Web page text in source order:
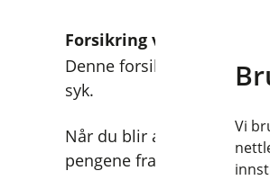
Forsikring ved kritisk
Denne forsikringen gir
syk.
Når du blir alvorlig syk
pengene fra forsikringen
Vi